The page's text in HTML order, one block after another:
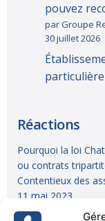
pouvez
par Groupe
30 juillet 2026
Réactions
Pourquoi la loi
ou contrats
Contentieux des
11 mai 2023